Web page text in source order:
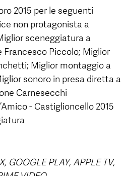
2015 per le seguenti
non protagonista a
sceneggiatura a
Francesco Piccolo; Miglior
Miglior montaggio a
sonoro in presa diretta a
Carnesecchi
- Castiglioncello 2015
GOOGLE PLAY, APPLE TV,